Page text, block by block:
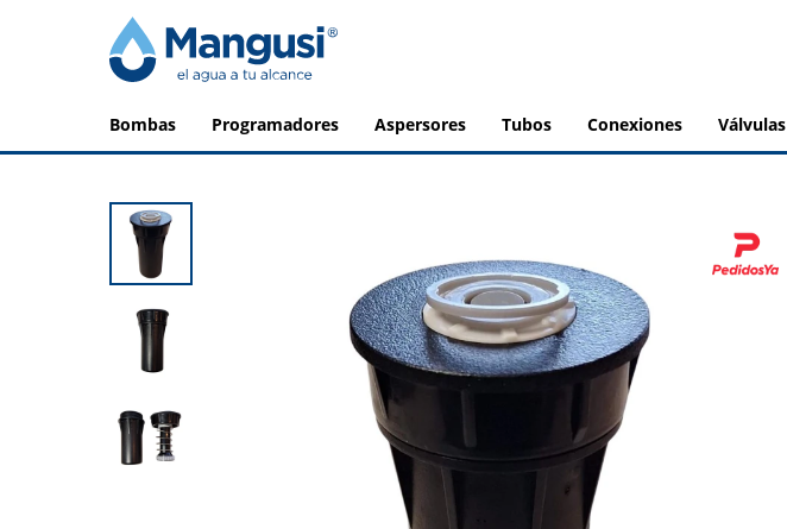
bombas programadores aspersores tubos conexiones válvulas